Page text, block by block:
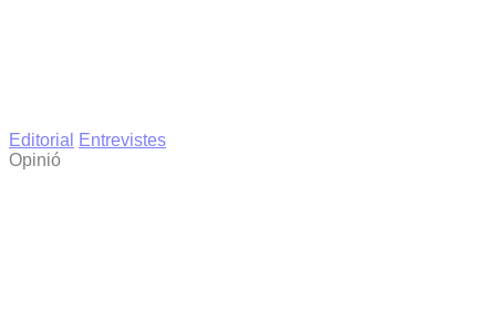
Editorial
Entrevistes
Opinió